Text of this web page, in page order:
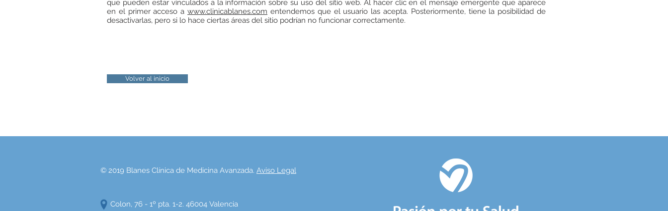
que pueden estar vinculados a la información sobre su uso del sitio web. Al hacer clic en el mensaje emergente que aparece
en el primer acceso awww.clinicablanes.com entendemos que el usuario las acepta. Posteriormente, tiene la posibilidad de
desactivarlas, pero si lo hace ciertas áreas del sitio podrían no funcionar correctamente.
Volver al inicio
© 2019 Blanes Clínica de Medicina Avanzada. Aviso Legal
Colon, 76 - 1º pta. 1-2. 46004 Valencia